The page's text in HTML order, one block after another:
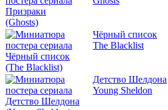
Чёрный список
The Blacklist
Детство Шелдона
Young Sheldon